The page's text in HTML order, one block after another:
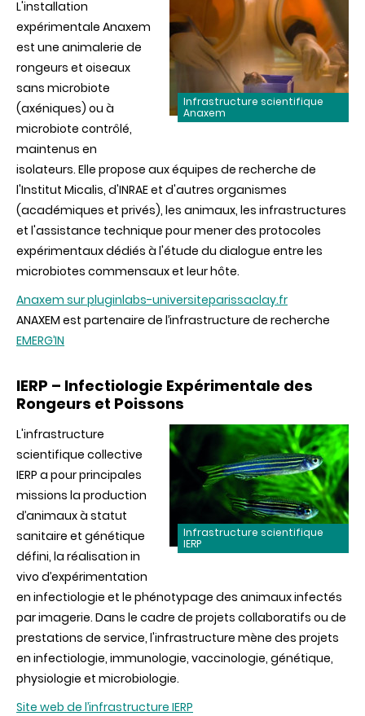
Infrastructure scientifique
Anaxem
L'installation
expérimentale Anaxem
est une animalerie de
rongeurs et oiseaux
sans microbiote
(axéniques) ou à
microbiote contrôlé,
maintenus en
isolateurs. Elle propose aux équipes de recherche de
l'Institut Micalis, d'INRAE et d'autres organismes
(académiques et privés), les animaux, les infrastructures
et l'assistance technique pour mener des protocoles
expérimentaux dédiés à l'étude du dialogue entre les
microbiotes commensaux et leur hôte.
Anaxem sur pluginlabs-universiteparissaclay.fr
ANAXEM est partenaire de l’infrastructure de recherche
EMERG’IN
IERP – Infectiologie Expérimentale des
Rongeurs et Poissons
Infrastructure scientifique
IERP
L'infrastructure
scientifique collective
IERP a pour principales
missions la production
d’animaux à statut
sanitaire et génétique
défini, la réalisation in
vivo d’expérimentation
en infectiologie et le phénotypage des animaux infectés
par imagerie. Dans le cadre de projets collaboratifs ou de
prestations de service, l'infrastructure mène des projets
en infectiologie, immunologie, vaccinologie, génétique,
physiologie et microbiologie.
Site web de l’infrastructure IERP